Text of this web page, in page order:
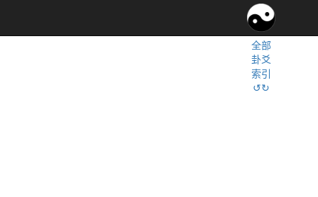
全部
卦爻
索引
↺↻